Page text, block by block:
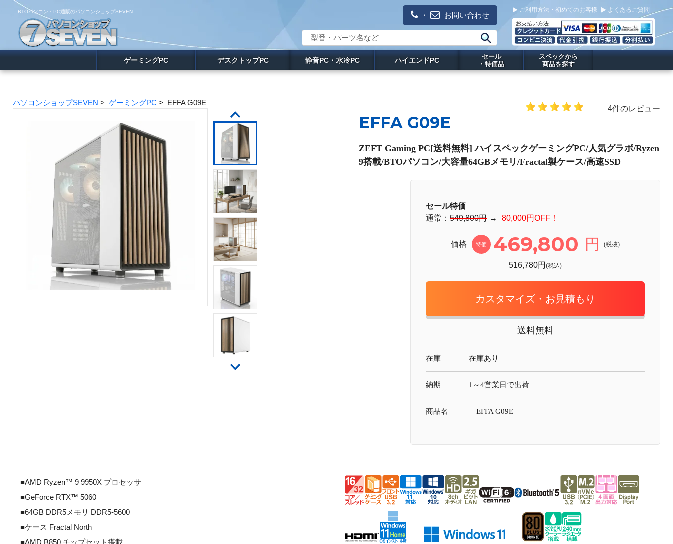
BTOパソコン・PC通販のパソコンショップSEVEN ・ お問い合わせ
ご利用方法・初めてのお客様 よくあるご質問
ゲーミングPC デスクトップPC 静音PC・水冷PC ハイエンドPC
セール
・特価品
スペックから
商品を探す
パソコンショップSEVEN > ゲーミングPC > EFFA G09E
EFFA G09E
4件のレビュー
ZEFT Gaming PC[送料無料] ハイスペックゲーミングPC/人気グラボ/Ryzen
9搭載/BTOパソコン/大容量64GBメモリ/Fractal製ケース/高速SSD
セール特価
通常： 549,800円 → 80,000円OFF！
価格 特価 469,800 円 (税抜)
516,780円 (税込)
カスタマイズ・お見積もり
送料無料
在庫 在庫あり
納期 1～4営業日で出荷
商品名 EFFA G09E
■AMD Ryzen™ 9 9950X プロセッサ
■GeForce RTX™ 5060
■64GB DDR5メモリ DDR5-5600
■ケース Fractal North
■AMD B850 チップセット搭載